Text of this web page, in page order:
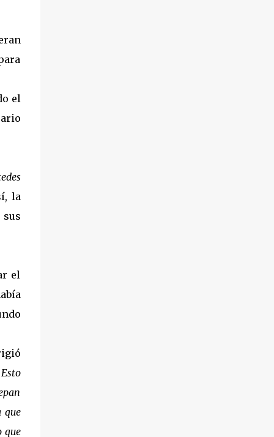
el
la
sus
el
que
que